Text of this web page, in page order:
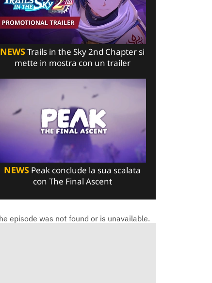
NEWSTrails in the Sky 2nd Chapter si
mette in mostra con un trailer
NEWS Peak conclude la sua scalata
con The Final Ascent